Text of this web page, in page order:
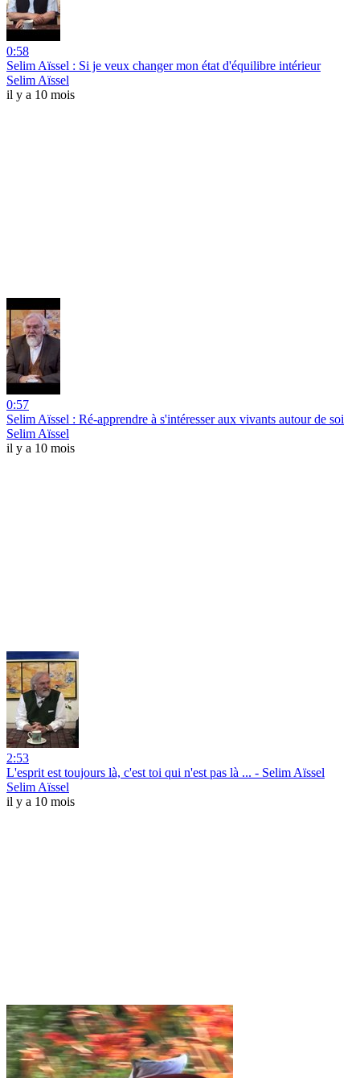
0:58
Selim Aïssel : Si je veux changer mon état d'équilibre intérieur
Selim Aïssel
il y a 10 mois
0:57
Selim Aïssel : Ré-apprendre à s'intéresser aux vivants autour de soi
Selim Aïssel
il y a 10 mois
2:53
L'esprit est toujours là, c'est toi qui n'est pas là ... - Selim Aïssel
Selim Aïssel
il y a 10 mois